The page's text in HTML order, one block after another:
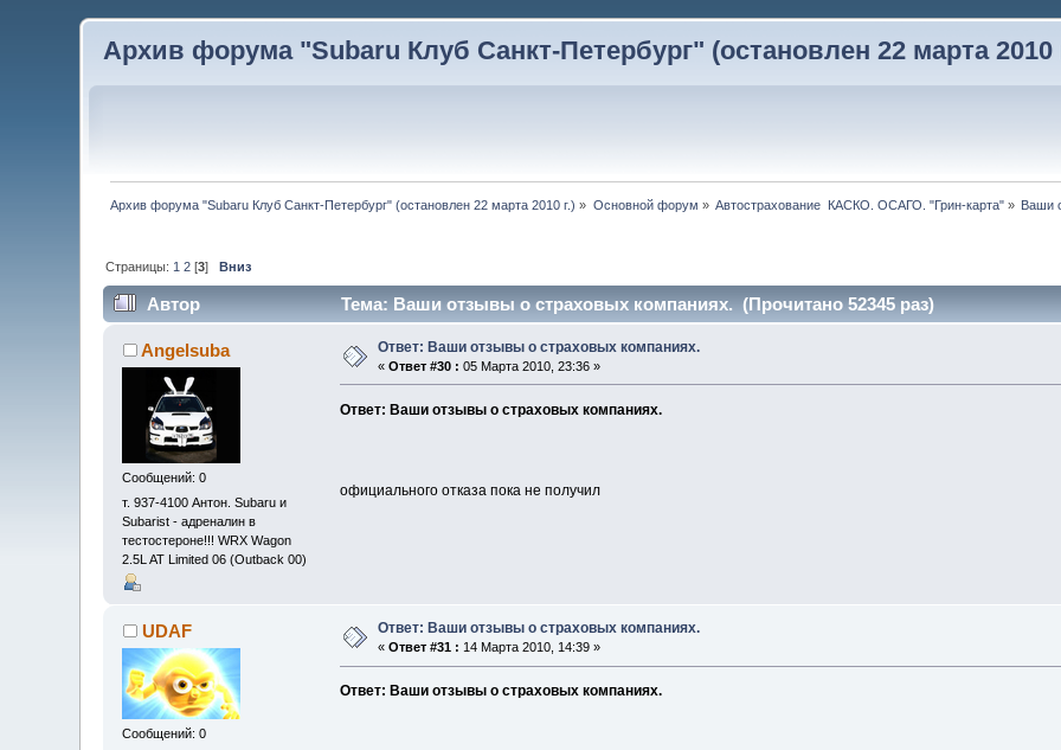
Архив форума "Subaru Клуб Санкт-Петербург" (остановлен 22 марта 2010
Архив форума "Subaru Клуб Санкт-Петербург" (остановлен 22 марта 2010 г.) » Основной форум » Автострахование  КАСКО. ОСАГО. "Грин-карта" » Ваши
Страницы: 1 2 [3]Вниз
Автор Тема: Ваши отзывы о страховых компаниях. (Прочитано 52345 раз)
Angelsuba
Сообщений: 0
т. 937-4100 Антон. Subaru и
Subarist - адреналин в
тестостероне!!! WRX Wagon
2.5L AT Limited 06 (Outback 00)
Ответ: Ваши отзывы о страховых компаниях.
«Ответ #30 : 05 Марта 2010, 23:36 »
Ответ: Ваши отзывы о страховых компаниях.
официального отказа пока не получил
UDAF
Сообщений: 0
Ответ: Ваши отзывы о страховых компаниях.
«Ответ #31 : 14 Марта 2010, 14:39 »
Ответ: Ваши отзывы о страховых компаниях.